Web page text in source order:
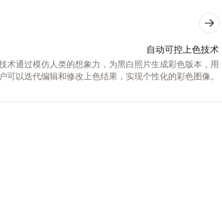
自动可控上色技术
术通过模仿人类的想象力，为黑白照片生成彩色版本，用
户可以迭代编辑和修改上色结果，实现个性化的彩色图像。